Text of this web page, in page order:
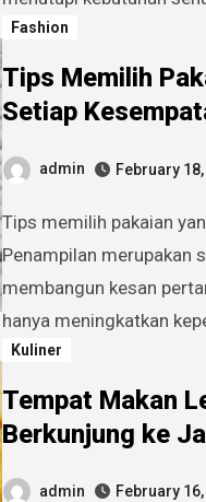
Fashion
Tips Memilih
Setiap
admin February
Tips memilih pakaian yang tepat untuk setiap kesempatan.
Penampilan merupakan
membangun kesan
hanya meningkatkan
Kuliner
Tempat Makan
Berkunjung ke
admin February